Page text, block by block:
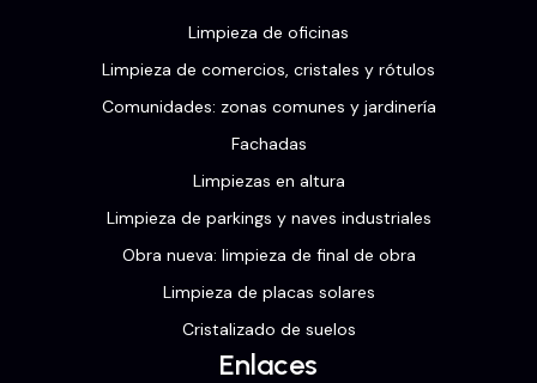
Limpieza de oficinas
Limpieza de comercios, cristales y rótulos
Comunidades: zonas comunes y jardinería
Fachadas
Limpiezas en altura
Limpieza de parkings y naves industriales
Obra nueva: limpieza de final de obra
Limpieza de placas solares
Cristalizado de suelos
Enlaces